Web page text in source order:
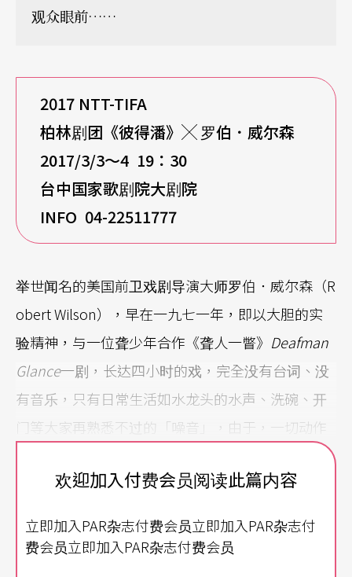
观众眼前……
2017 NTT-TIFA
柏林剧团《彼得潘》 ╳罗伯．威尔森
2017/3/3～4 19：30
台中国家歌剧院大剧院
INFO 04-22511777
举世闻名的美国前卫戏剧导演大师罗伯．威尔森（R
obert Wilson），早在一九七一年，即以大胆的实
验精神，与一位聋少年合作《聋人一瞥》 Deafman
Glance一剧，长达四小时的戏，完全没有台词、没
有音乐，只有日常生活如水龙头的水声、洗碗、开
门等大家再熟悉不过的「噪音」，由于，一切动作
在缓缓蠕动，当语言被放空后，生活周遭的声音，
出戏剧氛围；而在演员面无表情的机械式动作中，
欢迎加入付费会员阅读此篇内容
立即加入PAR杂志付费会员立即加入PAR杂志付
费会员立即加入PAR杂志付费会员